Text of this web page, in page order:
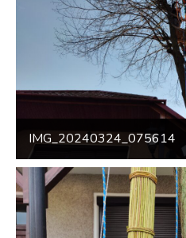
IMG_20240324_075614